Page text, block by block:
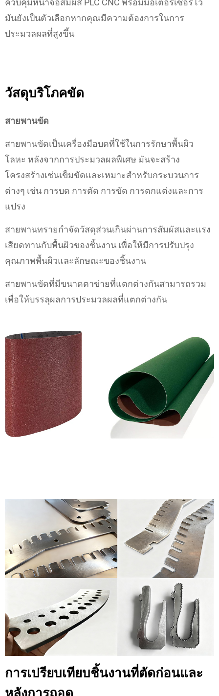
ควบคุมหน้าจอสัมผัส PLC CNC พร้อมมอเตอร์เซอร์โว
มันยังเป็นตัวเลือกหากคุณมีความต้องการในการ
ประมวลผลที่สูงขึ้น
วัสดุบริโภคขัด
สายพานขัด
สายพานขัดเป็นเครื่องมือบดที่ใช้ในการรักษาพื้นผิว
โลหะ หลังจากการประมวลผลพิเศษ มันจะสร้าง
โครงสร้างเช่นเข็มขัดและเหมาะสำหรับกระบวนการ
ต่างๆ เช่น การบด การตัด การขัด การตกแต่งและการ
แปรง
สายพานทรายกำจัดวัสดุส่วนเกินผ่านการสัมผัสและแรง
เสียดทานกับพื้นผิวของชิ้นงาน เพื่อให้มีการปรับปรุง
คุณภาพพื้นผิวและลักษณะของชิ้นงาน
สายพานขัดที่มีขนาดตาข่ายที่แตกต่างกันสามารถรวม
เพื่อให้บรรลุผลการประมวลผลที่แตกต่างกัน
การเปรียบเทียบชิ้นงานที่ตัดก่อนและ
หลังการถอด